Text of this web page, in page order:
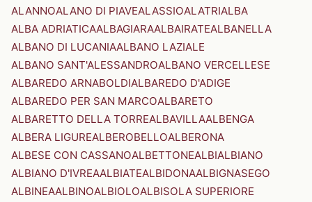
ALANNOALANO DI PIAVEALASSIOALATRIALBA
ALBA ADRIATICAALBAGIARAALBAIRATEALBANELLA
ALBANO DI LUCANIAALBANO LAZIALE
ALBANO SANT'ALESSANDROALBANO VERCELLESE
ALBAREDO ARNABOLDIALBAREDO D'ADIGE
ALBAREDO PER SAN MARCOALBARETO
ALBARETTO DELLA TORREALBAVILLAALBENGA
ALBERA LIGUREALBEROBELLOALBERONA
ALBESE CON CASSANOALBETTONEALBIALBIANO
ALBIANO D'IVREAALBIATEALBIDONAALBIGNASEGO
ALBINEAALBINOALBIOLOALBISOLA SUPERIORE